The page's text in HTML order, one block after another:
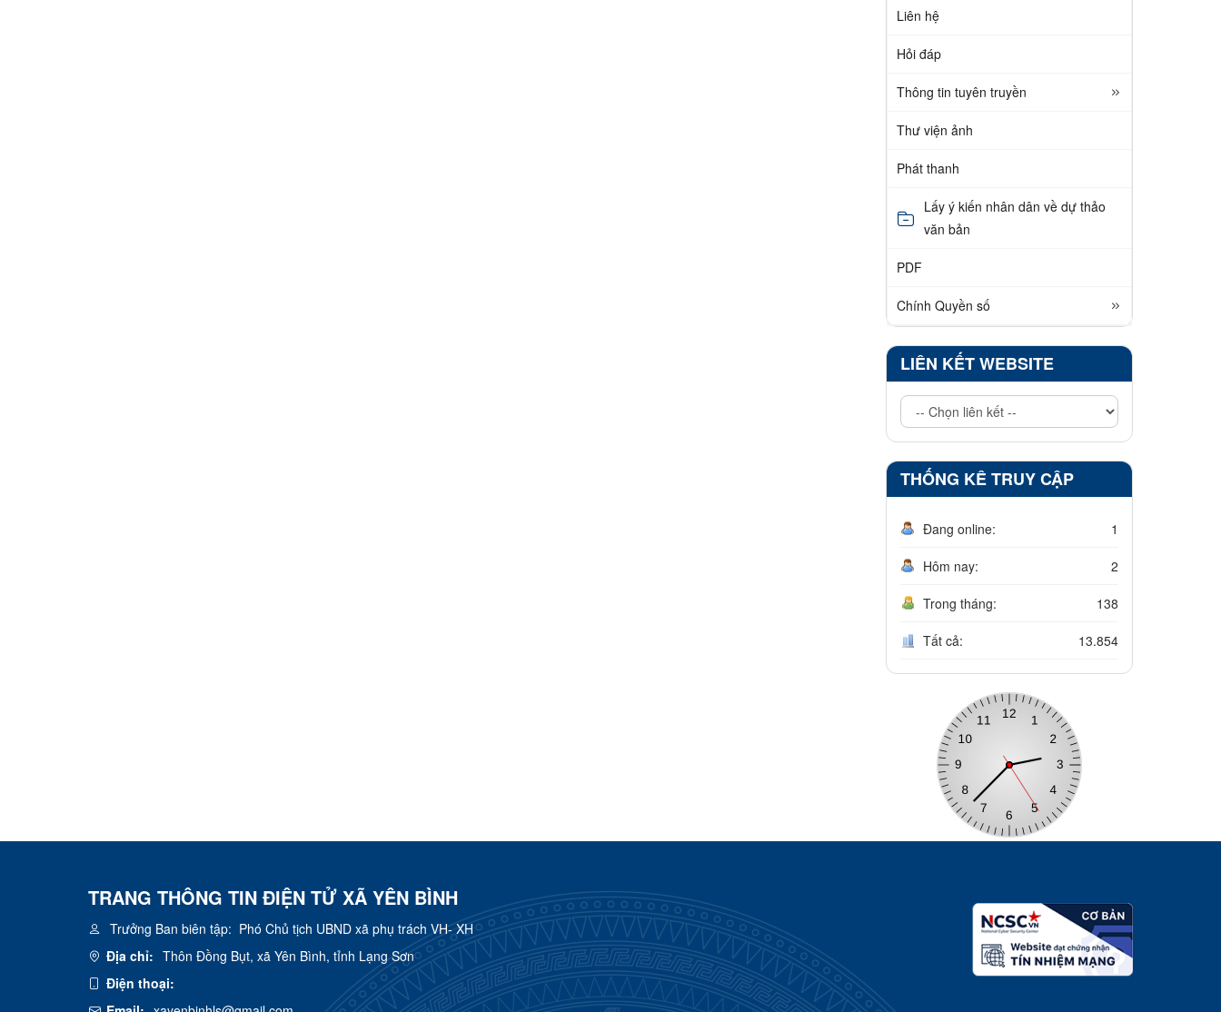
Liên hệ
Hỏi đáp
Thông tin tuyên truyền
Thư viện ảnh
Phát thanh
Lấy ý kiến nhân dân về dự thảo
văn bản
PDF
Chính Quyền số
LIÊN KẾT WEBSITE
THỐNG KÊ TRUY CẬP
Đang online: 1
Hôm nay: 2
Trong tháng: 138
Tất cả: 13.854
TRANG THÔNG TIN ĐIỆN TỬ XÃ YÊN BÌNH
Trưởng Ban biên tập: Phó Chủ tịch UBND xã phụ trách VH- XH
Địa chỉ: Thôn Đồng Bụt, xã Yên Bình, tỉnh Lạng Sơn
Điện thoại: